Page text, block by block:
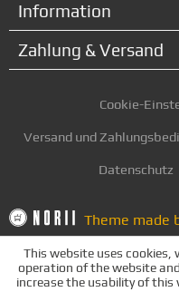
Information
Zahlung & Versand
Cookie-
Versand und
Datenschutz
Theme made
This website uses cookies,
operation of the website
increase the usability of this